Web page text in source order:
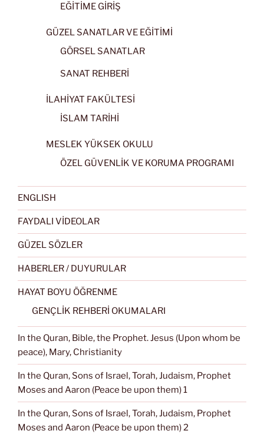
EĞİTİME GİRİŞ
GÜZEL SANATLAR VE EĞİTİMİ
GÖRSEL SANATLAR
SANAT REHBERİ
İLAHİYAT FAKÜLTESİ
İSLAM TARİHİ
MESLEK YÜKSEK OKULU
ÖZEL GÜVENLİK VE KORUMA PROGRAMI
ENGLISH
FAYDALI VİDEOLAR
GÜZEL SÖZLER
HABERLER / DUYURULAR
HAYAT BOYU ÖĞRENME
GENÇLİK REHBERİ OKUMALARI
In the Quran, Bible, the Prophet. Jesus (Upon whom be
peace), Mary, Christianity
In the Quran, Sons of Israel, Torah, Judaism, Prophet
Moses and Aaron (Peace be upon them) 1
In the Quran, Sons of Israel, Torah, Judaism, Prophet
Moses and Aaron (Peace be upon them) 2